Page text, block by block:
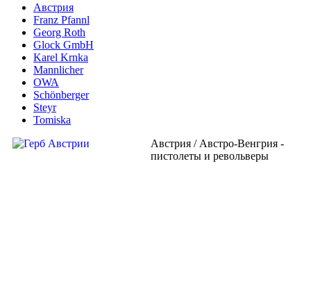
Австрия
Franz Pfannl
Georg Roth
Glock GmbH
Karel Krnka
Mannlicher
OWA
Schönberger
Steyr
Tomiska
Австрия / Австро-Венгрия -
пистолеты и револьверы